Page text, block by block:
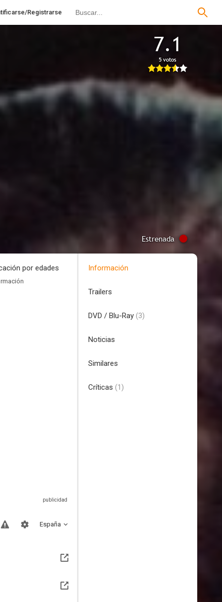
Registrarse
7.1
5 votos
Estrenada
por edades
España
Información
Trailers
DVD / Blu-Ray (3)
Noticias
Similares
Críticas (1)